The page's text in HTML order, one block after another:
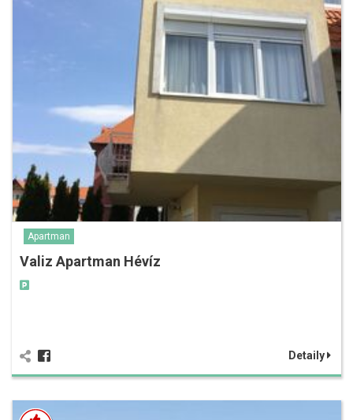
Apartman
Valiz Apartman Hévíz
Detaily